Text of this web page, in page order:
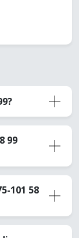
99
101 58